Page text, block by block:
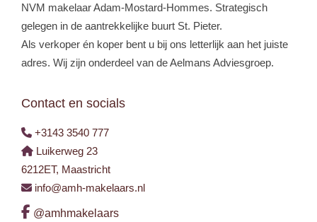
NVM makelaar Adam-Mostard-Hommes. Strategisch
gelegen in de aantrekkelijke buurt St. Pieter.
Als verkoper én koper bent u bij ons letterlijk aan het juiste
adres. Wij zijn onderdeel van de Aelmans Adviesgroep.
Contact en socials
+3143 3540 777
Luikerweg 23
6212ET, Maastricht
info@amh-makelaars.nl
@amhmakelaars